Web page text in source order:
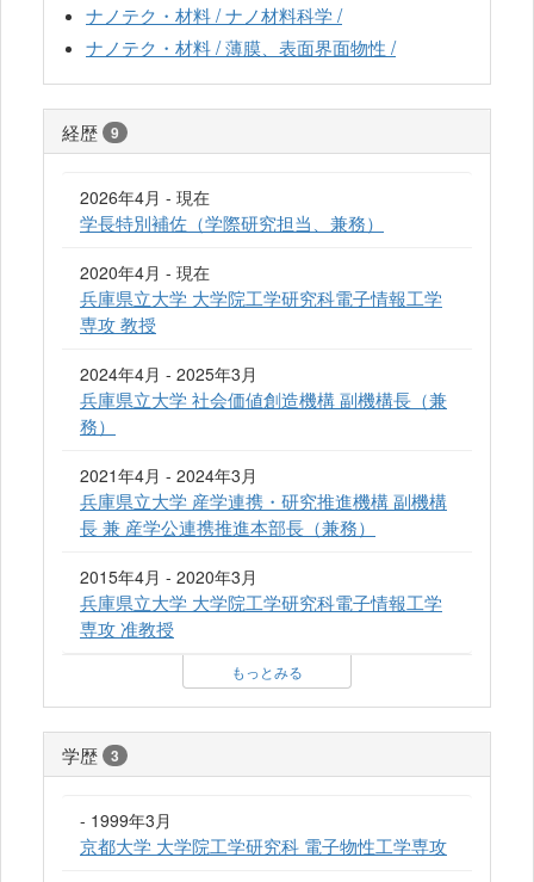
ナノテク・材料 / ナノ材料科学 /
ナノテク・材料 / 薄膜、表面界面物性 /
経歴 9
2026年4月 - 現在
学長特別補佐（学際研究担当、兼務）
2020年4月 - 現在
兵庫県立大学 大学院工学研究科電子情報工学
専攻 教授
2024年4月 - 2025年3月
兵庫県立大学 社会価値創造機構 副機構長（兼
務）
2021年4月 - 2024年3月
兵庫県立大学 産学連携・研究推進機構 副機構
長 兼 産学公連携推進本部長（兼務）
2015年4月 - 2020年3月
兵庫県立大学 大学院工学研究科電子情報工学
専攻 准教授
もっとみる
学歴 3
- 1999年3月
京都大学 大学院工学研究科 電子物性工学専攻